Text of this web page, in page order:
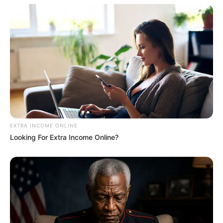
Gaststätten in Hannover
Umkreissuche Tourismus Hannover
Museen in und um Hannover
Kinderausflugsziele für Hannover
Kindergeburtstag feiern
Schlösser und Burgen in und um Hannover
Wandern
Ausflug mit der Bahn
Kinoprogramm
Angebote für Behinderte
EXTRA INCOME ONLINE
Looking For Extra Income Online?